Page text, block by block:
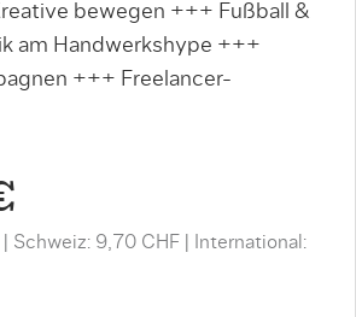
bewegen +++ Fußball &
am Handwerkshype +++
+++ Freelancer-
Schweiz: 9,70 CHF
International: